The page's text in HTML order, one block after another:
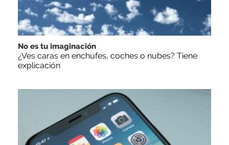
No es tu imaginación
¿Ves caras en enchufes, coches o nubes? Tiene
explicación